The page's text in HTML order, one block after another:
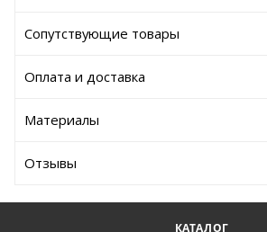
Сопутствующие товары
Оплата и доставка
Материалы
Отзывы
КАТАЛОГ